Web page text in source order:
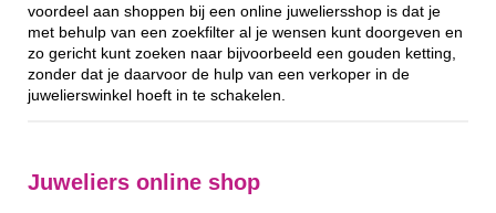
voordeel aan shoppen bij een online juweliersshop is dat je
met behulp van een zoekfilter al je wensen kunt doorgeven en
zo gericht kunt zoeken naar bijvoorbeeld een gouden ketting,
zonder dat je daarvoor de hulp van een verkoper in de
juwelierswinkel hoeft in te schakelen.
Juweliers online shop